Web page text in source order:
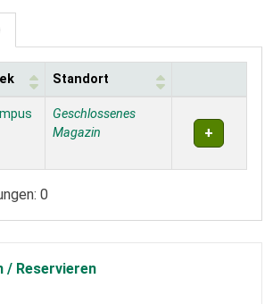
Standort
Geschlossenes
Magazin
0